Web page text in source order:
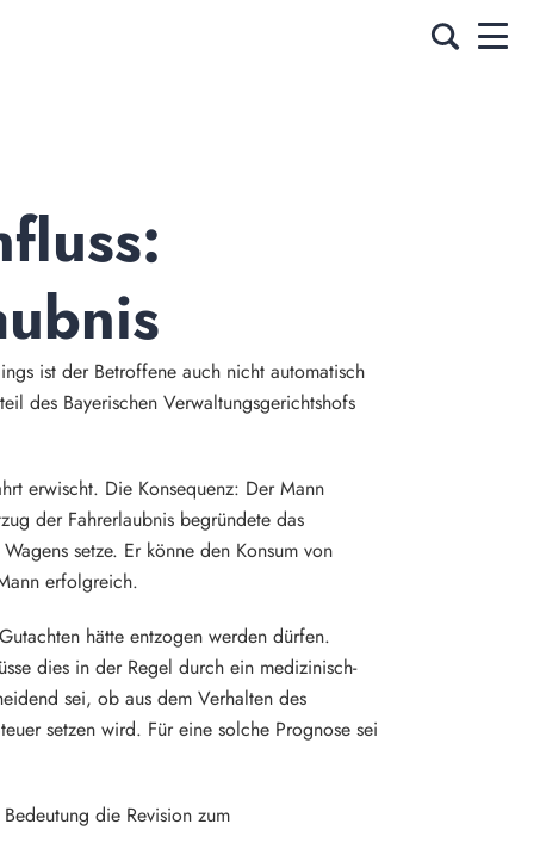
ist der Betroffene auch nicht automatisch
des Bayerischen Verwaltungsgerichtshofs
erwischt. Die Konsequenz: Der Mann
der Fahrerlaubnis begründete das
setze. Er könne den Konsum von
erfolgreich.
hätte entzogen werden dürfen.
dies in der Regel durch ein medizinisch-
sei, ob aus dem Verhalten des
setzen wird. Für eine solche Prognose sei
die Revision zum